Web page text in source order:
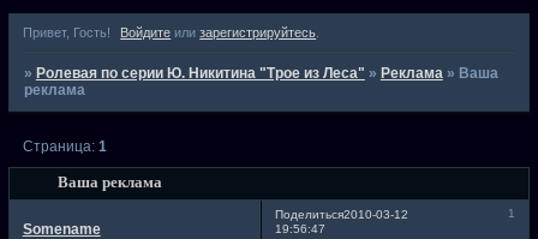
Привет, Гость! Войдите илизарегистрируйтесь
» Ролевая по серии Ю. Никитина "Трое из Леса" » Реклама » Ваша
реклама
Ваша реклама
Страница: 1
Поделиться 1
2010-03-12
19:56:47
Somename